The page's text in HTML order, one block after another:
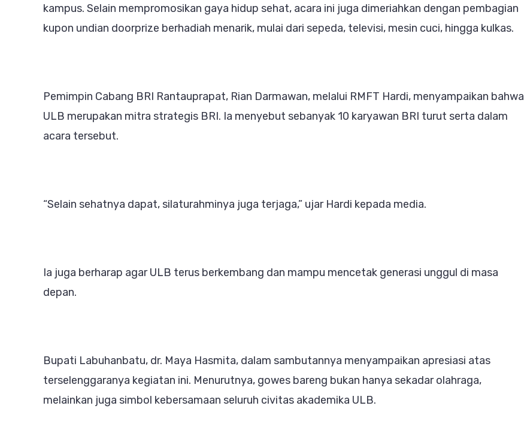
kampus. Selain mempromosikan gaya hidup sehat, acara ini juga dimeriahkan dengan pembagian
kupon undian doorprize berhadiah menarik, mulai dari sepeda, televisi, mesin cuci, hingga kulkas.
Pemimpin Cabang BRI Rantauprapat, Rian Darmawan, melalui RMFT Hardi, menyampaikan bahwa
ULB merupakan mitra strategis BRI. Ia menyebut sebanyak 10 karyawan BRI turut serta dalam
acara tersebut.
“Selain sehatnya dapat, silaturahminya juga terjaga,” ujar Hardi kepada media.
Ia juga berharap agar ULB terus berkembang dan mampu mencetak generasi unggul di masa
depan.
Bupati Labuhanbatu, dr. Maya Hasmita, dalam sambutannya menyampaikan apresiasi atas
terselenggaranya kegiatan ini. Menurutnya, gowes bareng bukan hanya sekadar olahraga,
melainkan juga simbol kebersamaan seluruh civitas akademika ULB.